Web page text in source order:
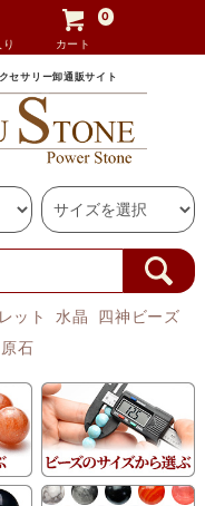
カート
0
セサリー卸通販サイト
ット 水晶
四神ビーズ
原石